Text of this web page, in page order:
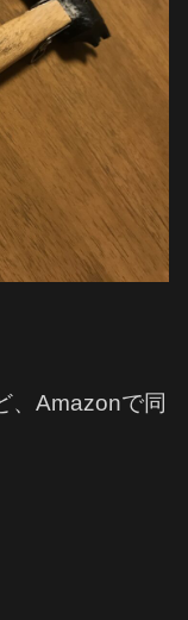
、Amazonで同